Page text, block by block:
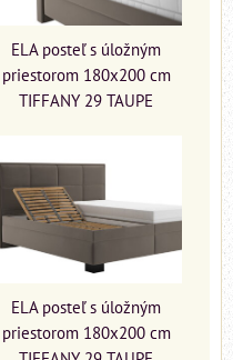
ELA posteľ s úložným
priestorom 180x200 cm
TIFFANY 29 TAUPE
ELA posteľ s úložným
priestorom 180x200 cm